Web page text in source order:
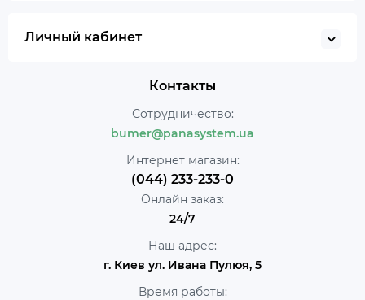
Личный кабинет
Контакты
Сотрудничество:
bumer@panasystem.ua
Интернет магазин:
(044) 233-233-0
Онлайн заказ:
24/7
Наш адрес:
г. Киев ул. Ивана Пулюя, 5
Время работы: